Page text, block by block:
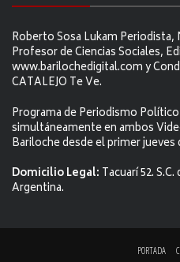
Roberto Sosa Lukam
Profesor de Ciencias Sociales,
www.barilochedigital.com y
CATALEJO Te Ve.
Programa de Periodismo
simultáneamente en ambos
Bariloche desde el primer jueves
Domicilio Legal: Tacuarí 52.
Argentina.
PORTADA